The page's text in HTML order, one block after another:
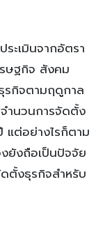
ะเมินจากอัตรา
รษฐกิจ สังคม
รกิจตามฤดูกาล
ำนวนการจัดตั้ง
แต่อย่างไรก็ตาม
ยังถือเป็นปัจจัย
ตั้งธุรกิจสำหรับ